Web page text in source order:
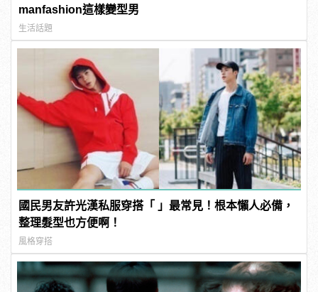
manfashion這樣變型男
生活話題
國民男友許光漢私服穿搭「 」最常見！根本懶人必備，
整理髮型也方便啊！
風格穿搭